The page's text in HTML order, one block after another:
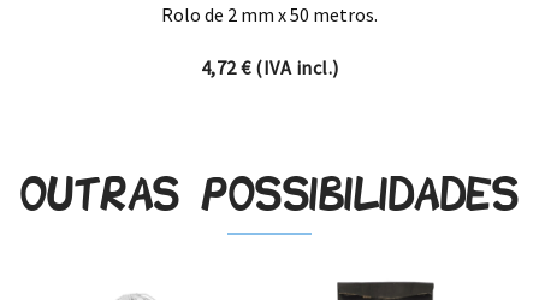
Rolo de 2 mm x 50 metros.
4,72€(IVA incl.)
Outras possibilidades